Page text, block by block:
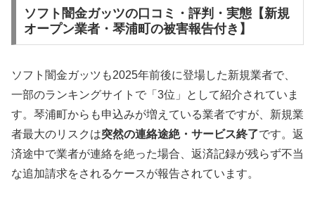
ソフト闇金ガッツの口コミ・評判・実態【新規
オープン業者・琴浦町の被害報告付き】
ソフト闇金ガッツも2025年前後に登場した新規業者で、
一部のランキングサイトで「3位」として紹介されていま
す。琴浦町からも申込みが増えている業者ですが、新規業
者最大のリスクは突然の連絡途絶・サービス終了です。返
済途中で業者が連絡を絶った場合、返済記録が残らず不当
な追加請求をされるケースが報告されています。